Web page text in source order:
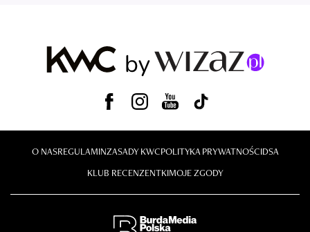
O NASREGULAMINZASADY KWCPOLITYKA PRYWATNOŚCIDSA
KLUB RECENZENTKIMOJE ZGODY